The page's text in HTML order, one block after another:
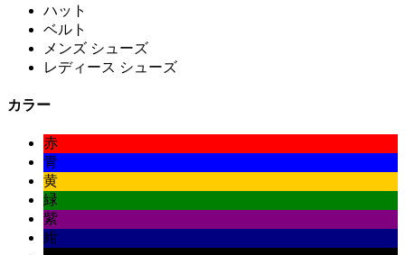
ハット
ベルト
メンズ シューズ
レディース シューズ
カラー
赤
青
黄
緑
紫
紺